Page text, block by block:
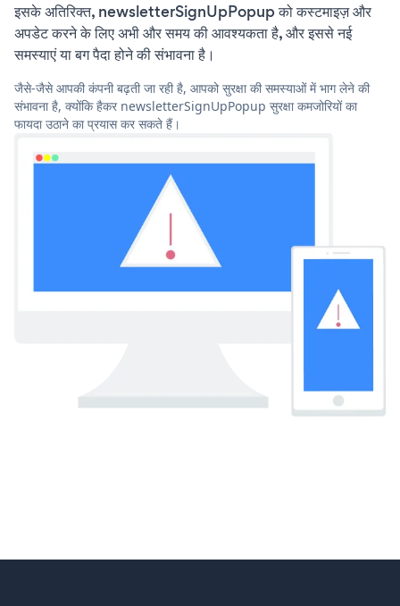
इसके अतिरिक्त, newsletterSignUpPopup को कस्टमाइज़ और
अपडेट करने के लिए अभी और समय की आवश्यकता है, और इससे नई
समस्याएं या बग पैदा होने की संभावना है।
जैसे-जैसे आपकी कंपनी बढ़ती जा रही है, आपको सुरक्षा की समस्याओं में भाग लेने की
संभावना है, क्योंकि हैकर newsletterSignUpPopup सुरक्षा कमजोरियों का
फायदा उठाने का प्रयास कर सकते हैं।